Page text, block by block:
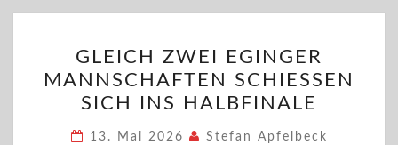
ZWEI
EGINGER
MANNSCHAFTEN
SCHIESSEN S
GLEICH ZWEI EGINGER
MANNSCHAFTEN SCHIESSEN S
ICH INS HALBFINALE
13. Mai 2026 Stefan Apfelbeck